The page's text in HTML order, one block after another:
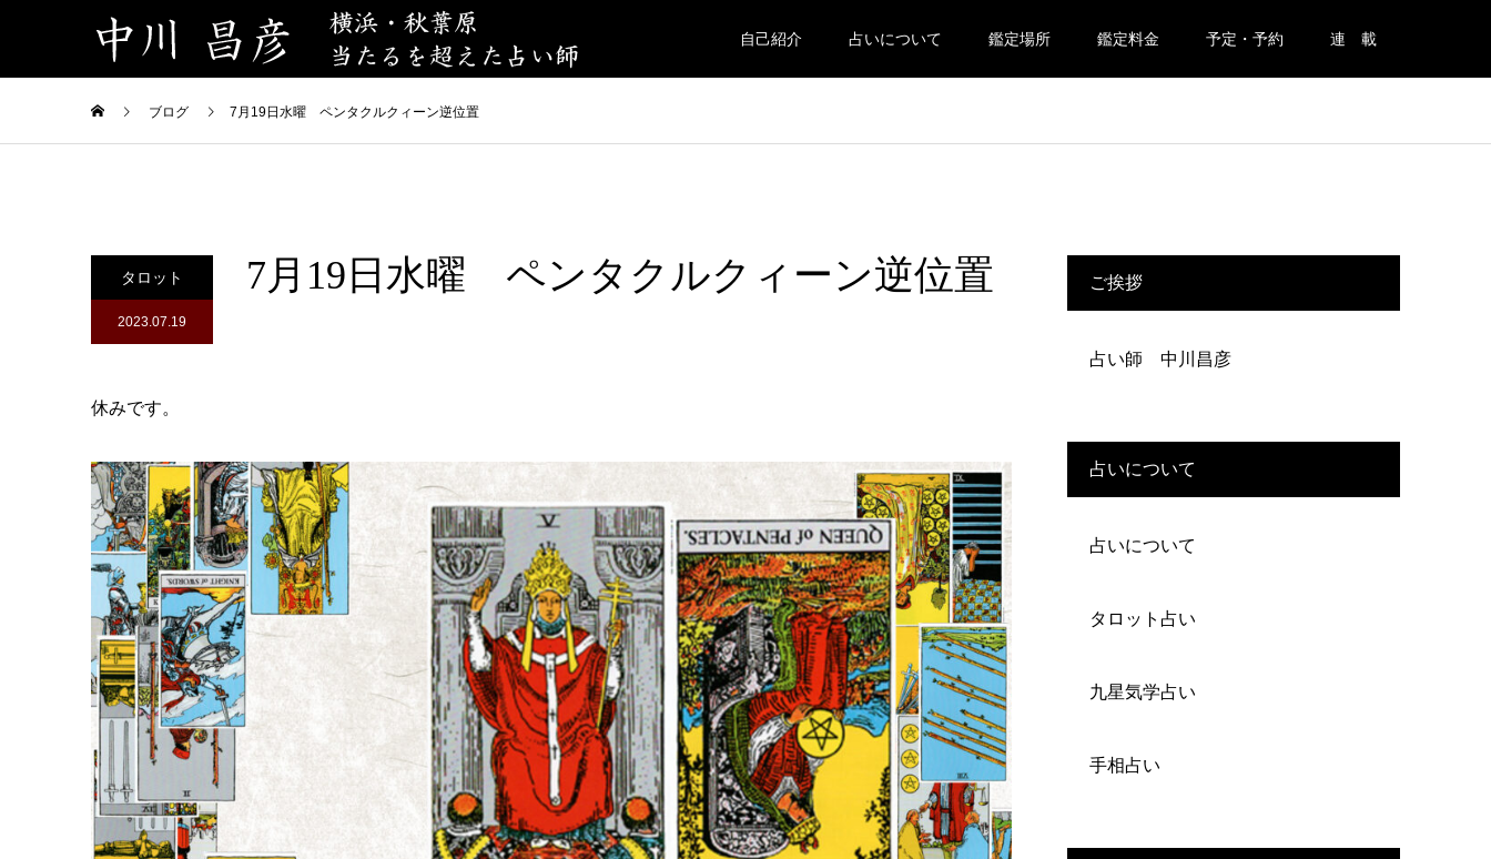
自己紹介 占いについて 鑑定場所 鑑定料金 予定・予約 連 載
ブログ 7月19日水曜 ペンタクルクィーン逆位置
タロット
2023.07.19
7月19日水曜 ペンタクルクィーン逆位置
休みです。
ご挨拶
占い師 中川昌彦
占いについて
占いについて
タロット占い
九星気学占い
手相占い